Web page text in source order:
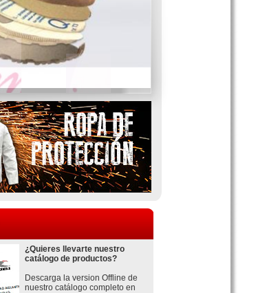
¿Quieres llevarte nuestro
catálogo de productos?
Descarga la version Offline de
nuestro catálogo completo en